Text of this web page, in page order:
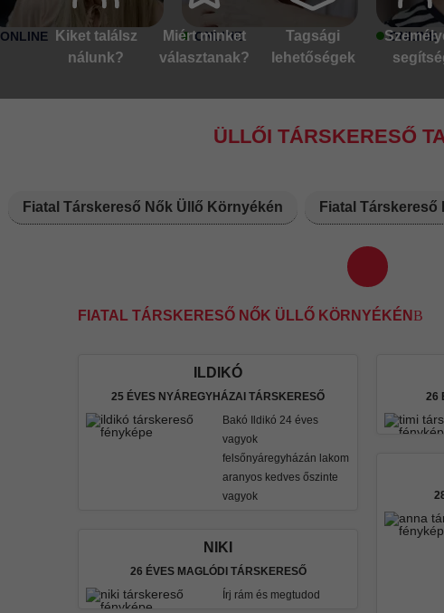
ONLINE ONLINE ONLINE
Kiket találsz
nálunk?
Miért minket
választanak?
Tagsági
lehetőségek
ÜLLŐI TÁRSKERESŐ
Fiatal Társkereső Nők Üllő Környékén Fiatal
FIATAL TÁRSKERESŐ NŐK ÜLLŐ KÖRNYÉKÉN
ILDIKÓ
25 ÉVES NYÁREGYHÁZAI TÁRSKERESŐ
Bakó Ildikó 24 éves
vagyok
felsőnyáregyházán lakom
aranyos kedves őszinte
vagyok
NIKI
26 ÉVES MAGLÓDI TÁRSKERESŐ
Írj rám és megtudod
26